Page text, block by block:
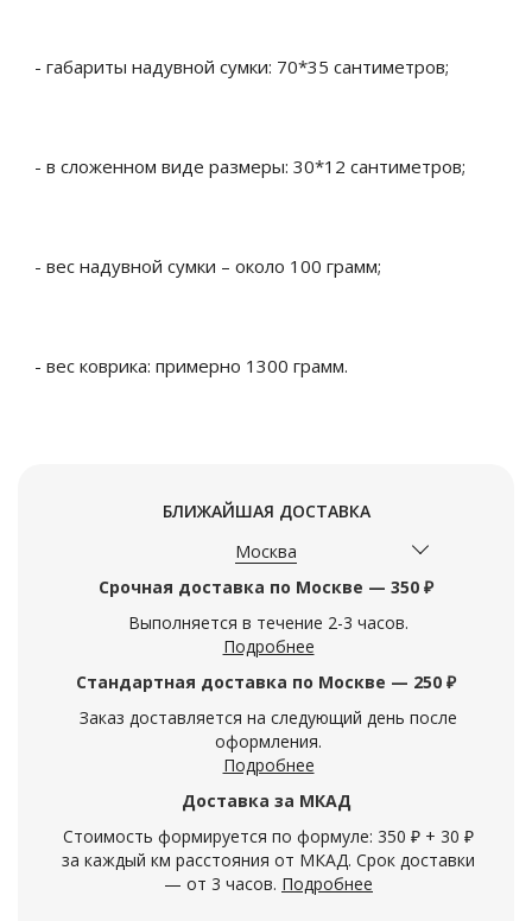
- габариты надувной сумки: 70*35 сантиметров;
- в сложенном виде размеры: 30*12 сантиметров;
- вес надувной сумки – около 100 грамм;
- вес коврика: примерно 1300 грамм.
БЛИЖАЙШАЯ ДОСТАВКА
Москва
Срочная доставка по Москве — 350 ₽
Выполняется в течение 2-3 часов.
Подробнее
Стандартная доставка по Москве — 250 ₽
Заказ доставляется на следующий день после
оформления.
Подробнее
Доставка за МКАД
Стоимость формируется по формуле: 350 ₽ + 30 ₽
за каждый км расстояния от МКАД. Срок доставки
— от 3 часов. Подробнее